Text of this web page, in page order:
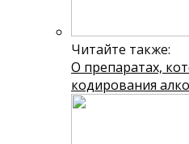
Читайте также:
О препаратах,
кодирования